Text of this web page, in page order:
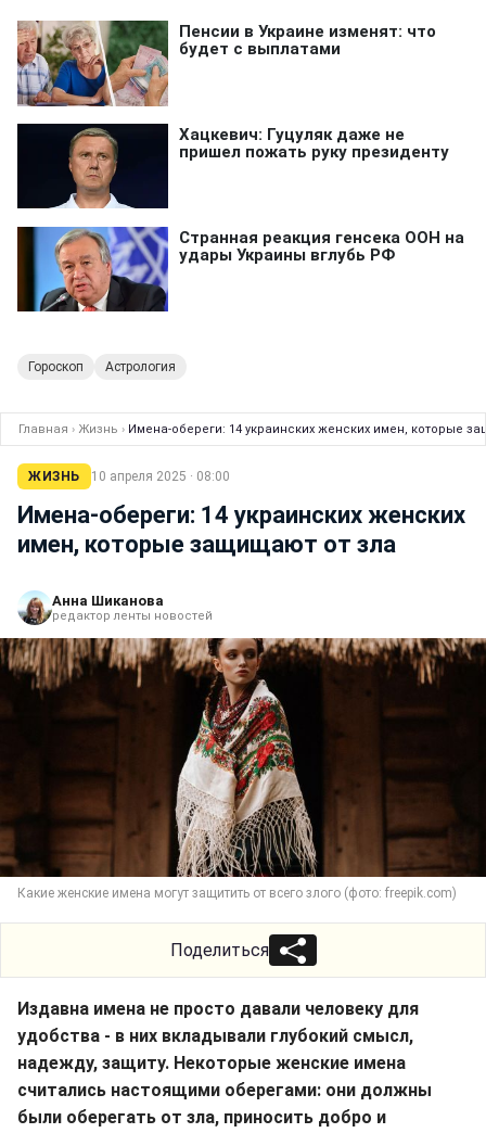
Гороскоп Астрология
Главная › Жизнь › Имена-обереги: 14 украинских женских имен, которые
ЖИЗНЬ 10 апреля 2025 · 08:00
Имена-обереги: 14 украинских женских
имен, которые защищают от зла
Анна Шиканова
редактор ленты новостей
Какие женские имена могут защитить от всего злого (фото: freepik.com)
Поделиться
Издавна имена не просто давали человеку для
удобства - в них вкладывали глубокий смысл,
надежду, защиту. Некоторые женские имена
считались настоящими оберегами: они должны
были оберегать от зла, приносить добро и